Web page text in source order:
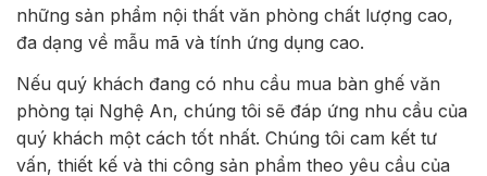
những sản phẩm nội thất văn phòng chất lượng cao,
đa dạng về mẫu mã và tính ứng dụng cao.
Nếu quý khách đang có nhu cầu mua bàn ghế văn
phòng tại Nghệ An, chúng tôi sẽ đáp ứng nhu cầu của
quý khách một cách tốt nhất. Chúng tôi cam kết tư
vấn, thiết kế và thi công sản phẩm theo yêu cầu của